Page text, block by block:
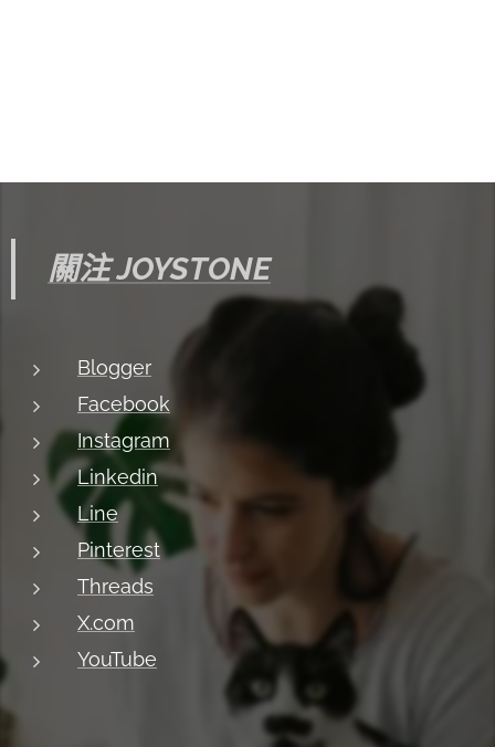
關注 JOYSTONE
Blogger
Facebook
Instagram
Linkedin
Line
Pinterest
Threads
X.com
YouTube